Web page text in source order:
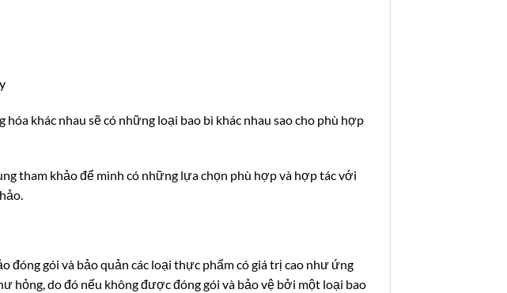
khác nhau sẽ có những loại bao bì khác nhau sao cho phù hợp
tham khảo để mình có những lựa chọn phù hợp và hợp tác với
gói và bảo quản các loại thực phẩm có giá trị cao như ứng
hỏng, do đó nếu không được đóng gói và bảo vệ bởi một loại bao